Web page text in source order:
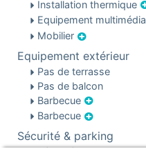
Installation thermique
Equipement multimédia
Mobilier
Equipement extérieur
Pas de terrasse
Pas de balcon
Barbecue
Barbecue
Sécurité & parking
Sécurité